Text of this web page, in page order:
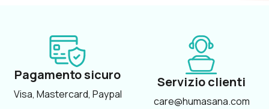
Pagamento sicuro
Visa, Mastercard, Paypal
Servizio clienti
care@humasana.com